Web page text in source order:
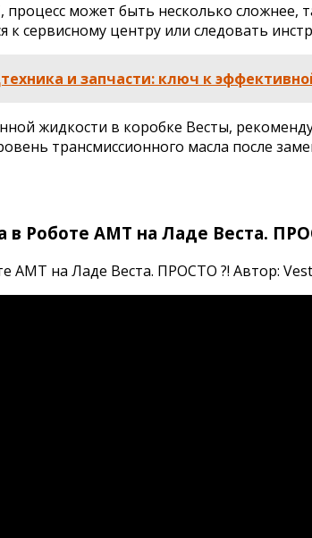
может быть несколько сложнее,
к сервисному центру или следовать
и запчасти: ключ к
жидкости в коробке Весты,
трансмиссионного масла после
в Роботе АМТ на Ладе Веста.
АМТ на Ладе Веста. ПРОСТО ?! Автор: